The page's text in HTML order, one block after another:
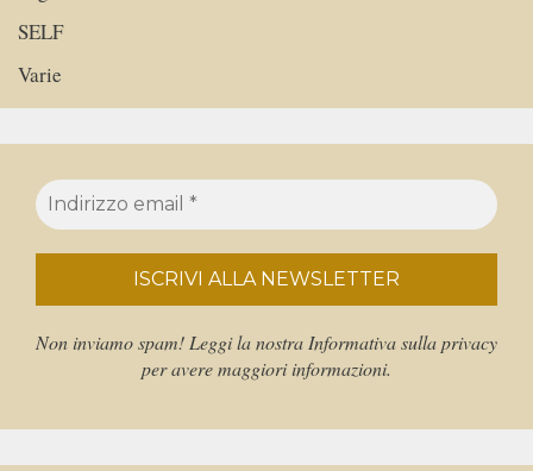
SELF
Varie
Non inviamo spam! Leggi la nostra Informativa sulla privacy
per avere maggiori informazioni.